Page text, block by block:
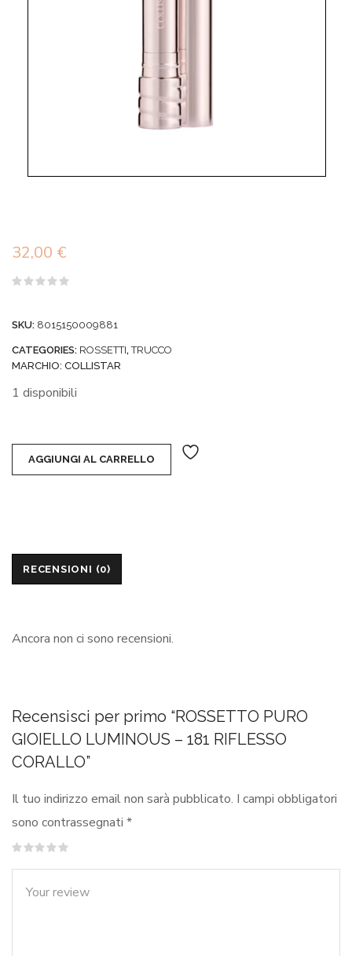
32,00 €
5
SKU: 8015150009881
CATEGORIES: ROSSETTI,TRUCCO
MARCHIO: COLLISTAR
1 disponibili
AGGIUNGI AL CARRELLO
RECENSIONI (0)
Ancora non ci sono recensioni.
Recensisci per primo “ROSSETTO PURO
GIOIELLO LUMINOUS – 181 RIFLESSO
CORALLO”
Il tuo indirizzo email non sarà pubblicato. I campi obbligatori
sono contrassegnati *